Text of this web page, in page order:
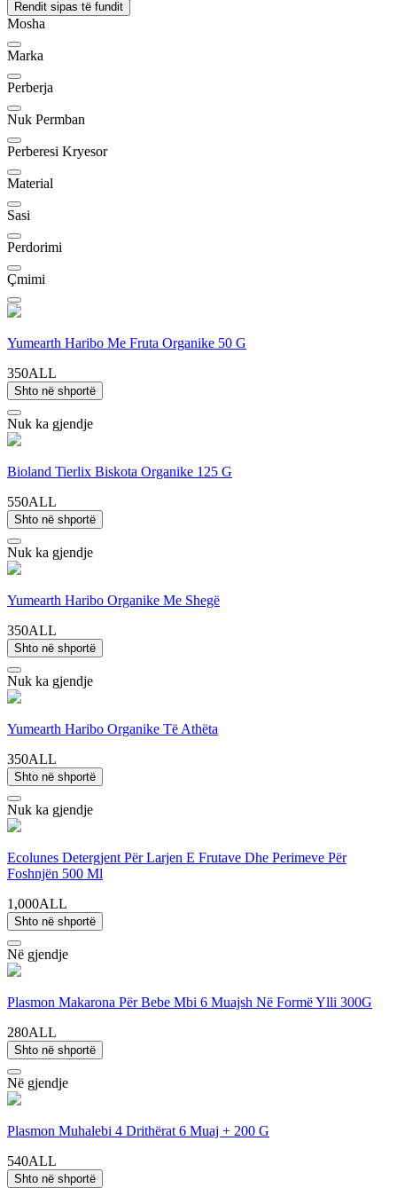
Rendit sipas të fundit
Mosha
Marka
Perberja
Nuk Permban
Perberesi Kryesor
Material
Sasi
Perdorimi
Çmimi
Yumearth Haribo Me Fruta Organike 50 G
350ALL
Shto në shportë
Nuk ka gjendje
Bioland Tierlix Biskota Organike 125 G
550ALL
Shto në shportë
Nuk ka gjendje
Yumearth Haribo Organike Me Shegë
350ALL
Shto në shportë
Nuk ka gjendje
Yumearth Haribo Organike Të Athëta
350ALL
Shto në shportë
Nuk ka gjendje
Ecolunes Detergjent Për Larjen E Frutave Dhe Perimeve Për
Foshnjën 500 Ml
1,000ALL
Shto në shportë
Në gjendje
Plasmon Makarona Për Bebe Mbi 6 Muajsh Në Formë Ylli 300G
280ALL
Shto në shportë
Në gjendje
Plasmon Muhalebi 4 Drithërat 6 Muaj + 200 G
540ALL
Shto në shportë